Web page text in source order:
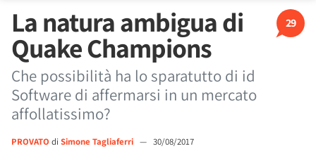
29
La natura ambigua di
Quake Champions
Che possibilità ha lo sparatutto di id
Software di affermarsi in un mercato
affollatissimo?
PROVATO di Simone Tagliaferri — 30/08/2017